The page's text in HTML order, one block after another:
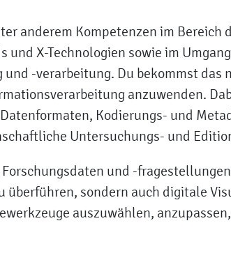
anderem Kompetenzen im Bereich
und X-Technologien sowie im
-verarbeitung. Du bekommst das
anzuwenden.
Kodierungs- und
Untersuchungs- und
und -
überführen, sondern auch digitale
auszuwählen,